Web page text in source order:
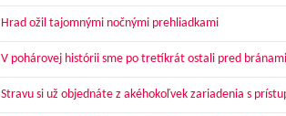
Hrad ožil tajomnými nočnými prehliadkami
V pohárovej histórii sme po tretíkrát ostali pred
Stravu si už objednáte z akéhokoľvek zariadenia s